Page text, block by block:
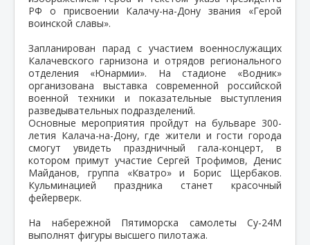
РФ о присвоении Калачу-на-Дону звания «Герой
воинской славы».
Запланирован парад с участием военнослужащих
Калачевского гарнизона и отрядов регионального
отделения «Юнармии». На стадионе «Водник»
организована выставка современной российской
военной техники и показательные выступления
разведывательных подразделений.
Основные мероприятия пройдут на бульваре 300-
летия Калача-на-Дону, где жители и гости города
смогут увидеть праздничный гала-концерт, в
котором примут участие Сергей Трофимов, Денис
Майданов, группа «Кватро» и Борис Щербаков.
Кульминацией праздника станет красочный
фейерверк.
На набережной Пятиморска самолеты Су-24М
выполнят фигуры высшего пилотажа.